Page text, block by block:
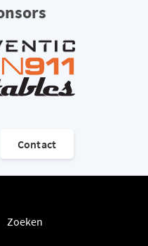
Contact
Zoeken